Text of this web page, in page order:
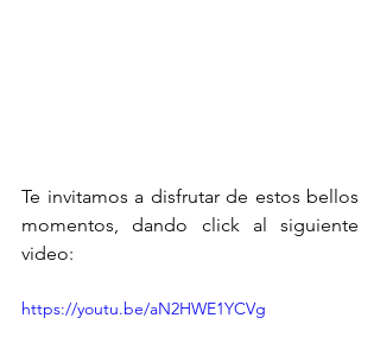
Te invitamos a disfrutar de estos bellos
momentos, dando click al siguiente
video:
https://youtu.be/aN2HWE1YCVg